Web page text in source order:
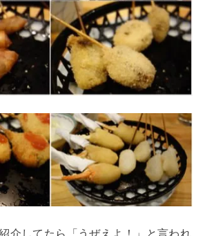
介してたら「うぜえよ！」と言われ